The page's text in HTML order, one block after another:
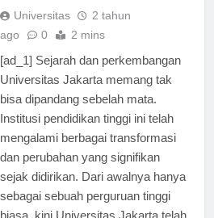
Universitas
2 tahun
[ad_1] Sejarah dan perkembangan
Universitas Jakarta memang tak
bisa dipandang sebelah mata.
Institusi pendidikan tinggi ini telah
mengalami berbagai transformasi
dan perubahan yang signifikan
sejak didirikan. Dari awalnya hanya
sebagai sebuah perguruan tinggi